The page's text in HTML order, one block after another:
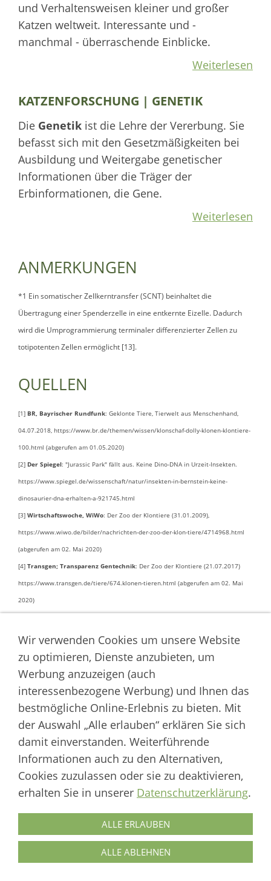
und Verhaltensweisen kleiner und großer
Katzen weltweit. Interessante und -
manchmal - überraschende Einblicke.
Weiterlesen
KATZENFORSCHUNG | GENETIK
Die Genetik ist die Lehre der Vererbung. Sie
befasst sich mit den Gesetzmäßigkeiten bei
Ausbildung und Weitergabe genetischer
Informationen über die Träger der
Erbinformationen, die Gene.
Weiterlesen
ANMERKUNGEN
*1 Ein somatischer Zellkerntransfer (SCNT) beinhaltet die
Übertragung einer Spenderzelle in eine entkernte Eizelle. Dadurch
wird die Umprogrammierung terminaler differenzierter Zellen zu
totipotenten Zellen ermöglicht [13].
QUELLEN
[1] BR, Bayrischer Rundfunk: Geklonte Tiere, Tierwelt aus Menschenhand,
04.07.2018, https://www.br.de/themen/wissen/klonschaf-dolly-klonen-klontiere-
100.html (abgerufen am 01.05.2020)
[2] Der Spiegel: "Jurassic Park" fällt aus. Keine Dino-DNA in Urzeit-Insekten.
https://www.spiegel.de/wissenschaft/natur/insekten-in-bernstein-keine-
dinosaurier-dna-erhalten-a-921745.html
[3] Wirtschaftswoche, WiWo: Der Zoo der Klontiere (31.01.2009),
https://www.wiwo.de/bilder/nachrichten-der-zoo-der-klon-tiere/4714968.html
(abgerufen am 02. Mai 2020)
[4] Transgen; Transparenz Gentechnik: Der Zoo der Klontiere (21.07.2017)
https://www.transgen.de/tiere/674.klonen-tieren.html (abgerufen am 02. Mai
2020)
https://www.tagesspiegel.de/kultur/gentechnik-nobelpreis-fuer-einen-
molch/273542.html (abgerufen am 02. Mai 2020)
Deutsches Primatenzentrum
https://www.dpz.eu/de/infothek/wissen/klonen.html (abgerufen am 02. Mai
2020)
[7]
DRZE, Deutsches Referenzzentrum für Ethik in den Biowissenschaften
Embryonensplitting, http://www.drze.de/im-
blickpunkt/forschungsklonen/module/embryo-splitting (abgerufen am
03.05.2020)
ViaGen Pets
: "Cat Cloning" https://viagenpets.com/product/initiate-cloning/
: Pet Cat Cloning, https://www.sinogene.org/pet-cat-cloning.html
(abgerufen am 03.05.2020)
Genetics Savings & Clone Inc.: Presseveröffentlichung, (05.08.2004),
Wir verwenden Cookies um unsere Website
zu optimieren, Dienste anzubieten, um
Werbung anzuzeigen (auch
interessenbezogene Werbung) und Ihnen das
bestmögliche Online-Erlebnis zu bieten. Mit
der Auswahl „Alle erlauben“ erklären Sie sich
damit einverstanden. Weiterführende
Informationen auch zu den Alternativen,
Cookies zuzulassen oder sie zu deaktivieren,
erhalten Sie in unserer Datenschutzerklärung.
ALLE ERLAUBEN
ALLE ABLEHNEN